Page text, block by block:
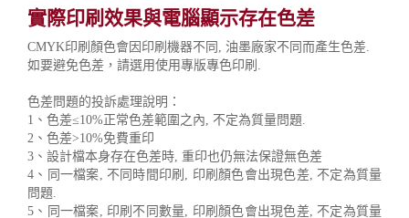
實際印刷效果與電腦顯示存在色差
CMYK印刷顏色會因印刷機器不同, 油墨廠家不同而產生色差.
如要避免色差，請選用使用專版專色印刷.
色差問題的投訴處理說明：
1、色差≤10%正常色差範圍之內, 不定為質量問題.
2、色差>10%免費重印
3、設計檔本身存在色差時, 重印也仍無法保證無色差
4、同一檔案, 不同時間印刷, 印刷顏色會出現色差, 不定為質量
問題.
5、同一檔案, 印刷不同數量, 印刷顏色會出現色差, 不定為質量